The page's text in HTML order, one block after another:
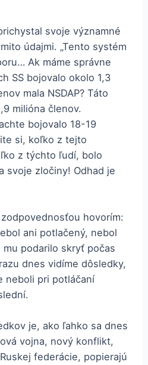
svoje významné
údajmi. „Tento systém
Ak máme správne
SS bojovalo okolo 1,3
mala NSDAP? Táto
milióna členov.
bojovalo 18-19
si, koľko z tejto
z týchto ľudí, bolo
svoje zločiny! Odhad je
hovorím:
ani potlačený, nebol
podarilo skryť počas
dnes vidíme dôsledky,
neboli pri potláčaní
je, ako ľahko sa dnes
vojna, nový konflikt,
federácie, popierajú